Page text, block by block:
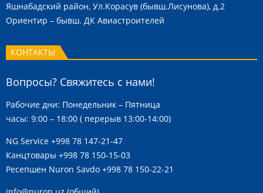
Яшнабадский район, Ул.Корасув (бывш.Лисунова), д.2
Ориентир – бывш. ДК Авиастроителей
КОНТАКТЫ
Вопросы? Свяжитесь с нами!
Рабочие дни: Понедельник – Пятница
часы: 9:00 – 18:00 ( перерыв 13:00-14:00)
NG Service +998 78 147-21-47
Канцтовары +998 78 150-15-03
Ресепшен Nuron Savdo +998 78 150-22-21